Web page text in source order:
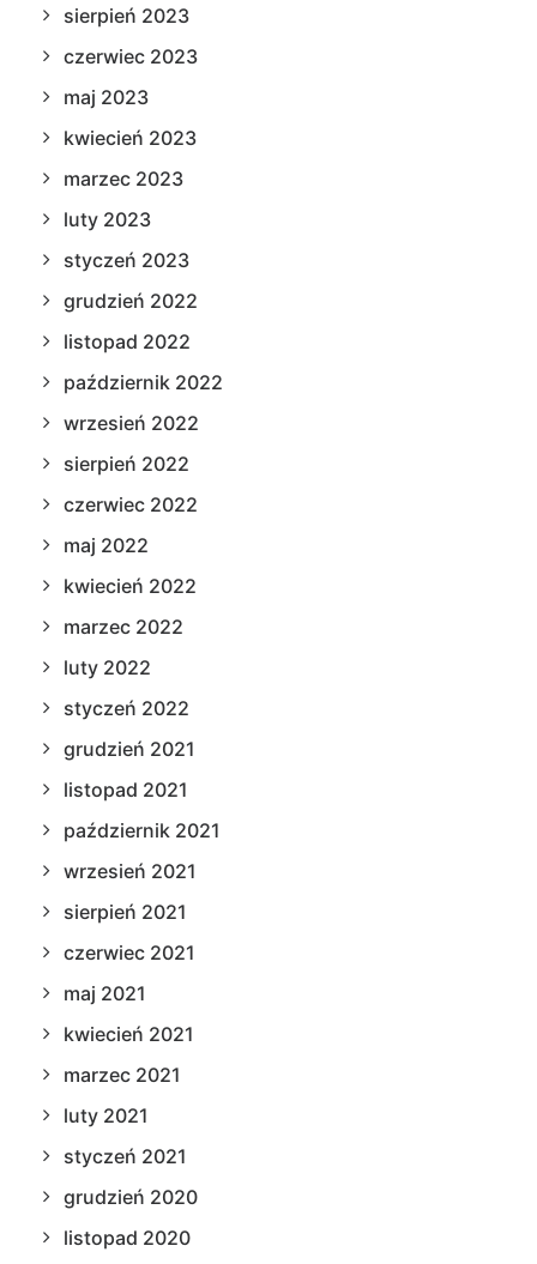
sierpień 2023
czerwiec 2023
maj 2023
kwiecień 2023
marzec 2023
luty 2023
styczeń 2023
grudzień 2022
listopad 2022
październik 2022
wrzesień 2022
sierpień 2022
czerwiec 2022
maj 2022
kwiecień 2022
marzec 2022
luty 2022
styczeń 2022
grudzień 2021
listopad 2021
październik 2021
wrzesień 2021
sierpień 2021
czerwiec 2021
maj 2021
kwiecień 2021
marzec 2021
luty 2021
styczeń 2021
grudzień 2020
listopad 2020